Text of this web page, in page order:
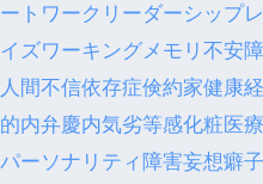
ートワーク リーダーシップ
イズワーキングメモリ 不安
人間不信依存症倹約家健康
的内弁慶内気劣等感化粧医療
パーソナリティ障害妄想癖